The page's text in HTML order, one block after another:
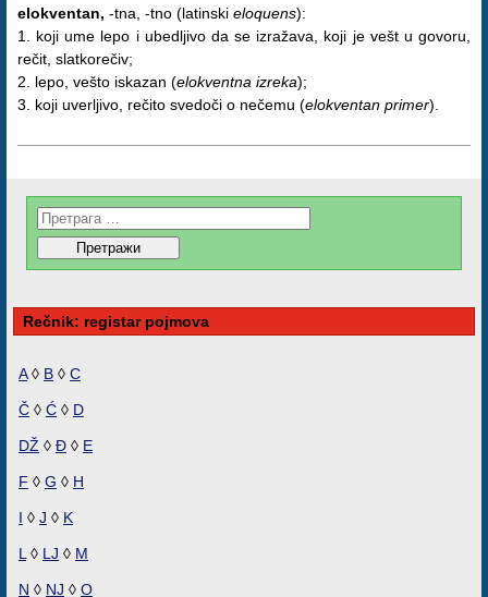
elokventan, -tna, -tno (latinski eloquens):
1. koji ume lepo i ubedljivo da se izražava, koji je vešt u govoru,
rečit, slatkorečiv;
2. lepo, vešto iskazan (elokventna izreka);
3. koji uverljivo, rečito svedoči o nečemu (elokventan primer).
Rečnik: registar pojmova
A◊ B ◊ C
Č ◊ Ć ◊ D
DŽ ◊ Đ ◊ E
F ◊ G ◊ H
I ◊ J ◊ K
L ◊ LJ ◊ M
N ◊ NJ ◊ O